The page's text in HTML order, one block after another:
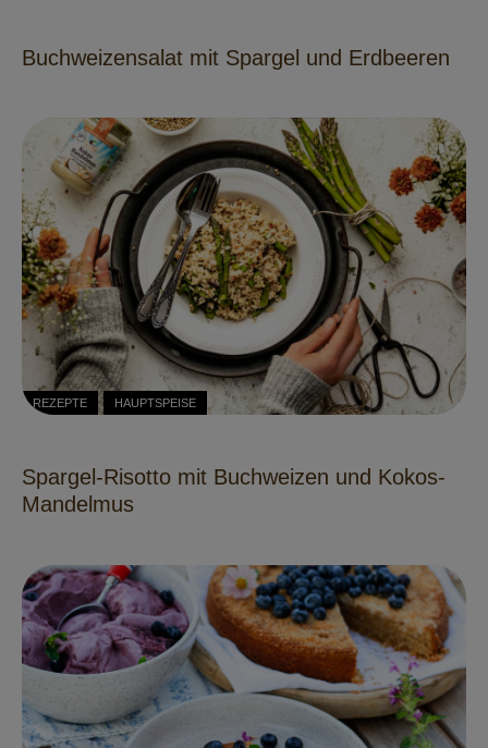
Buchweizensalat mit Spargel und Erdbeeren
REZEPTE HAUPTSPEISE
Spargel-Risotto mit Buchweizen und Kokos-
Mandelmus